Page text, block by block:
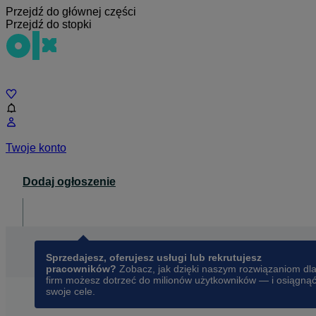
Przejdź do głównej części
Przejdź do stopki
Twoje konto
Dodaj ogłoszenie
Sprzedajesz, oferujesz usługi lub rekrutujesz
pracowników? Zobacz, jak dzięki naszym rozwiązaniom dla
firm możesz dotrzeć do milionów użytkowników — i osiągnąć
swoje cele.